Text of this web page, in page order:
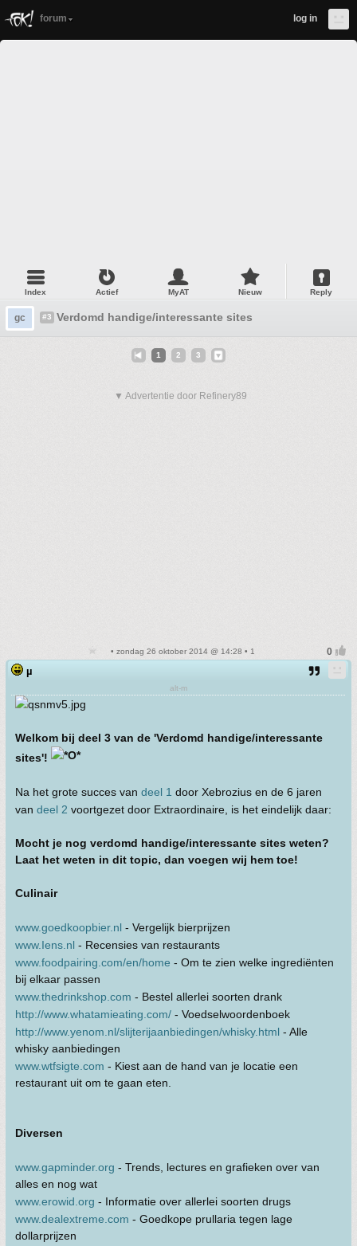
forum log in
Index Actief MyAT Nieuw Reply
gc #3 Verdomd handige/interessante sites
1 2 3
▼ Advertentie door Refinery89
• zondag 26 oktober 2014 @ 14:28 • 1
µ
alt-m
Welkom bij deel 3 van de 'Verdomd handige/interessante
sites'!
Na het grote succes van deel 1 door Xebrozius en de 6 jaren
van deel 2 voortgezet door Extraordinaire, is het eindelijk daar:
Mocht je nog verdomd handige/interessante sites weten?
Laat het weten in dit topic, dan voegen wij hem toe!
Culinair
www.goedkoopbier.nl - Vergelijk bierprijzen
www.Iens.nl - Recensies van restaurants
www.foodpairing.com/en/home - Om te zien welke ingrediënten
bij elkaar passen
www.thedrinkshop.com - Bestel allerlei soorten drank
http://www.whatamieating.com/ - Voedselwoordenboek
http://www.yenom.nl/slijterijaanbiedingen/whisky.html - Alle
whisky aanbiedingen
www.wtfsigte.com - Kiest aan de hand van je locatie een
restaurant uit om te gaan eten.
Diversen
www.gapminder.org - Trends, lectures en grafieken over van
alles en nog wat
www.erowid.org - Informatie over allerlei soorten drugs
www.dealextreme.com - Goedkope prullaria tegen lage
dollarprijzen